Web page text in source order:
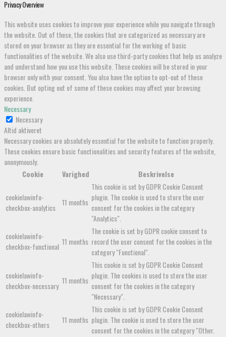
Privacy Overview
This website uses cookies to improve your experience while you navigate through
the website. Out of these, the cookies that are categorized as necessary are
stored on your browser as they are essential for the working of basic
functionalities of the website. We also use third-party cookies that help us analyze
and understand how you use this website. These cookies will be stored in your
browser only with your consent. You also have the option to opt-out of these
cookies. But opting out of some of these cookies may affect your browsing
experience.
Necessary
Necessary
Altid aktiveret
Necessary cookies are absolutely essential for the website to function properly.
These cookies ensure basic functionalities and security features of the website,
anonymously.
Cookie
Varighed Beskrivelse
cookielawinfo-
checkbox-analytics
11 months
This cookie is set by GDPR Cookie Consent
plugin. The cookie is used to store the user
consent for the cookies in the category
"Analytics".
cookielawinfo-
checkbox-functional 11 months
The cookie is set by GDPR cookie consent to
record the user consent for the cookies in the
category "Functional".
cookielawinfo-
checkbox-necessary
11 months
This cookie is set by GDPR Cookie Consent
plugin. The cookies is used to store the user
consent for the cookies in the category
"Necessary".
cookielawinfo-
checkbox-others
11 months
This cookie is set by GDPR Cookie Consent
plugin. The cookie is used to store the user
consent for the cookies in the category "Other.